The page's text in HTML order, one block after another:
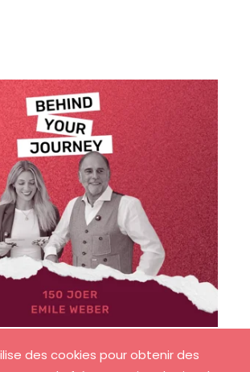
des cookies pour obtenir des